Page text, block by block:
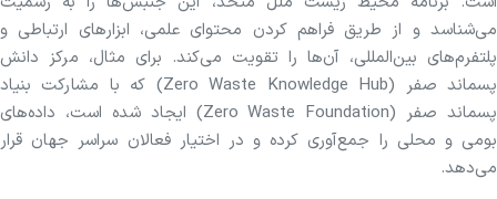
می‌شناسد و از طریق فراهم کردن محتوای علمی، ابزارهای ارتباطی و
پلتفرم‌های بین‌المللی، آن‌ها را تقویت می‌کند. برای مثال، مرکز دانش
پسماند صفر (Zero Waste Knowledge Hub) که با مشارکت بنیاد
پسماند صفر (Zero Waste Foundation) ایجاد شده است، داده‌های
بومی و محلی را جمع‌آوری کرده و در اختیار فعالان سراسر جهان قرار
می‌دهد.